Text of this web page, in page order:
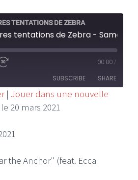
TENTATIONS DE ZEBRA
Fast
30
seconds
00:00 /
SUBSCRIBE SHARE
| Jouer dans une nouvelle
20 mars 2021
the Anchor" (feat. Ecca